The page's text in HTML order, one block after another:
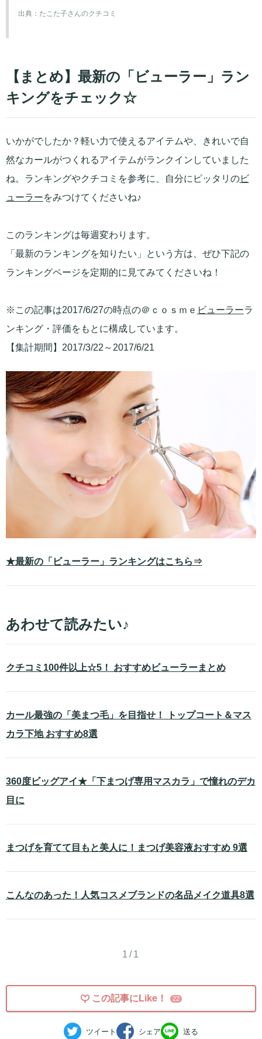
出典： たこた子さんのクチコミ
【まとめ】最新の「ビューラー」ラン
キングをチェック☆
いかがでしたか？軽い力で使えるアイテムや、きれいで自
然なカールがつくれるアイテムがランクインしていました
ね。ランキングやクチコミを参考に、自分にピッタリのビ
ューラーをみつけてくださいね♪
このランキングは毎週変わります。
「最新のランキングを知りたい」という方は、ぜひ下記の
ランキングページを定期的に見てみてくださいね！
※この記事は2017/6/27の時点の＠ｃｏｓｍｅ ビューラーラ
ンキング・評価をもとに構成しています。
【集計期間】2017/3/22～2017/6/21
★最新の「ビューラー」ランキングはこちら⇒
あわせて読みたい♪
クチコミ100件以上☆5！ おすすめビューラーまとめ
カール最強の「美まつ毛」を目指せ！ トップコート＆マス
カラ下地 おすすめ8選
360度ビッグアイ★「下まつげ専用マスカラ」で憧れのデカ
目に
まつげを育てて目もと美人に！まつげ美容液おすすめ 9選
こんなのあった！人気コスメブランドの名品メイク道具8選
1/1
この記事にLike！ 22
ツイート シェア 送る